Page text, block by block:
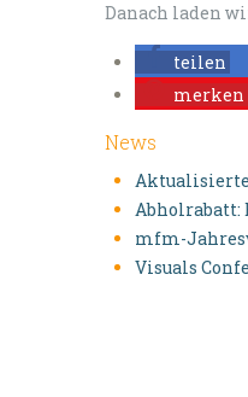
Danach laden
teilen
merken
News
Aktualisierte
Abholrabatt:
mfm-
Visuals